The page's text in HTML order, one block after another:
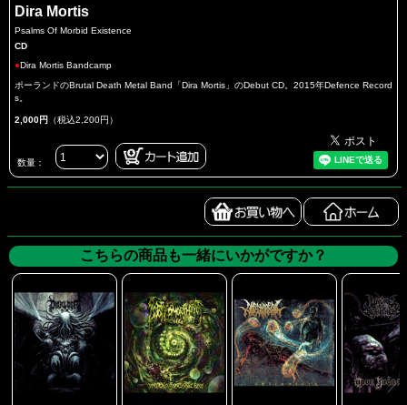
Dira Mortis
Psalms Of Morbid Existence
CD
●Dira Mortis Bandcamp
ポーランドのBrutal Death Metal Band「Dira Mortis」のDebut CD。2015年Defence Record
s。
2,000円 （税込2,200円）
数量：
こちらの商品も一緒にいかがですか？